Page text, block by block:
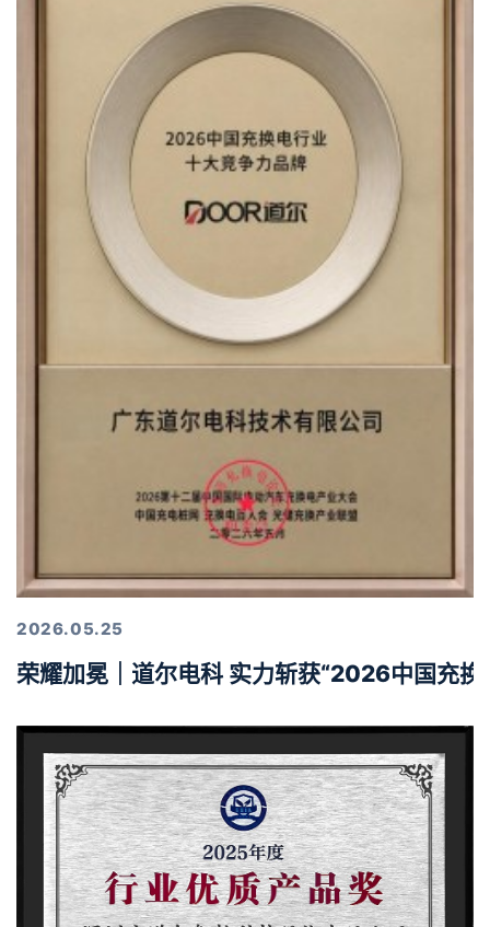
2026.05.25
荣耀加冕｜道尔电科 实力斩获“2026中国充换